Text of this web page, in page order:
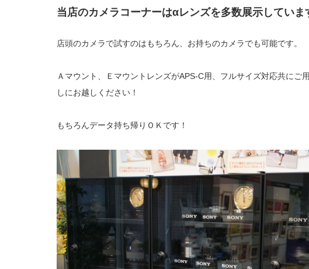
当店のカメラコーナーはαレンズを多数展示していま
店頭のカメラで試すのはもちろん、お持ちのカメラでも可能です。
Ａマウント、ＥマウントレンズがAPS-C用、フルサイズ対応共にご
しにお越しください！
もちろんデータ持ち帰りＯＫです！